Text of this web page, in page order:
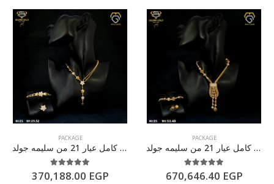
PACKAGE
طقم ذهب كامل عيار 21 من سليمه جولد
5.00out of 5
370,188.00 EGP
PACKAGE
طقم ذهب كامل عيار 21 من سليمه جولد
5.00out of 5
670,646.40 EGP